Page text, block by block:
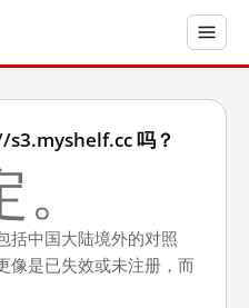
吗？
括中国大陆境外的对照
是已失效或未注册，而